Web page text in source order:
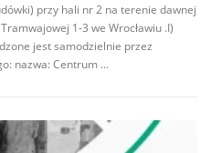
przy hali nr 2 na terenie dawnej
1-3 we Wrocławiu .I)
jest samodzielnie przez
nazwa: Centrum …